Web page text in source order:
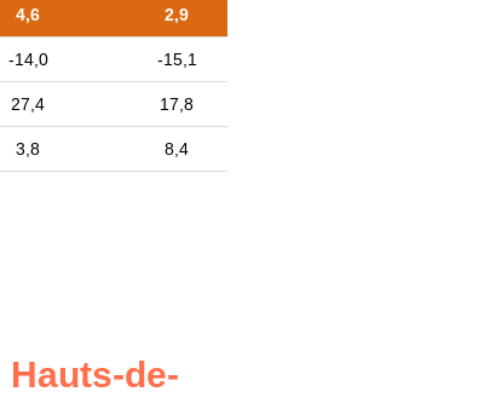
4,6 2,9
-14,0 -15,1
27,4 17,8
3,8 8,4
de-